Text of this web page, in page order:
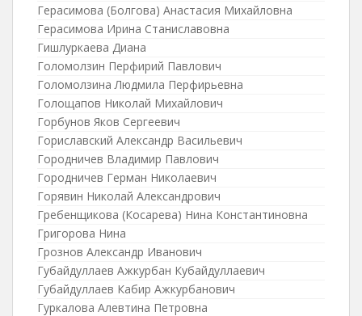
Герасимова (Болгова) Анастасия Михайловна
Герасимова Ирина Станиславовна
Гишлуркаева Диана
Голомолзин Перфирий Павлович
Голомолзина Людмила Перфирьевна
Голощапов Николай Михайлович
Горбунов Яков Сергеевич
Гориславский Александр Васильевич
Городничев Владимир Павлович
Городничев Герман Николаевич
Горявин Николай Александрович
Гребенщикова (Косарева) Нина Константиновна
Григорова Нина
Грознов Александр Иванович
Губайдуллаев Ажкурбан Кубайдуллаевич
Губайдуллаев Кабир Ажкурбанович
Гуркалова Алевтина Петровна